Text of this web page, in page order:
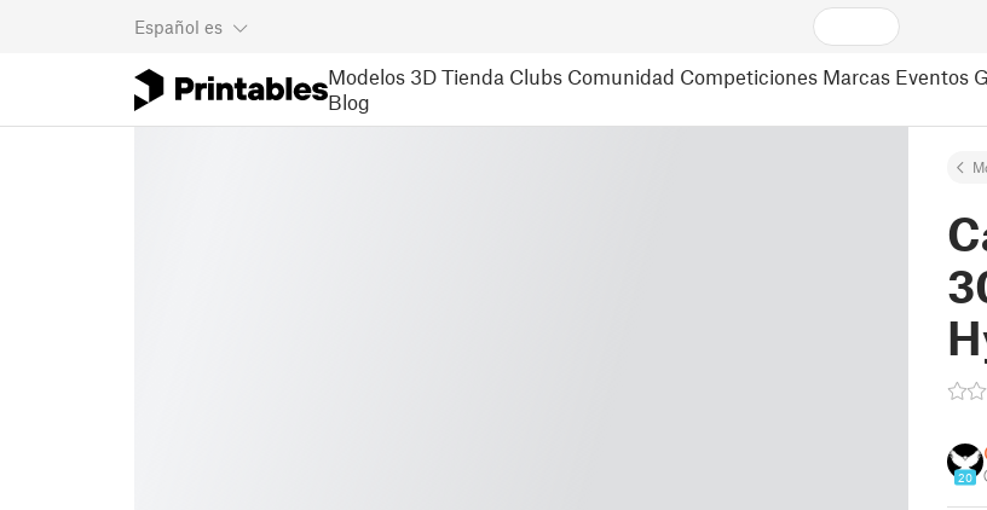
Español es
Modelos 3D Tienda Clubs Comunidad Competiciones Marcas Eventos
Blog
20